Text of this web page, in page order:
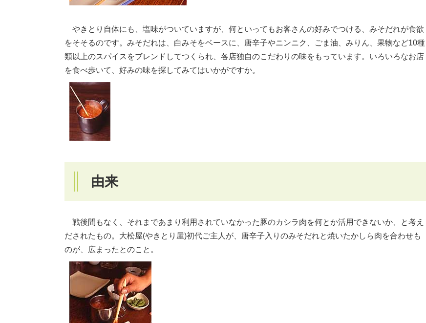
やきとり自体にも、塩味がついていますが、何といってもお客さんの好みでつける、みそだれが食欲
をそそるのです。みそだれは、白みそをベースに、唐辛子やニンニク、ごま油、みりん、果物など10種
類以上のスパイスをブレンドしてつくられ、各店独自のこだわりの味をもっています。いろいろなお店
を食べ歩いて、好みの味を探してみてはいかがですか。
由来
戦後間もなく、それまであまり利用されていなかった豚のカシラ肉を何とか活用できないか、と考え
だされたもの。大松屋(やきとり屋)初代ご主人が、唐辛子入りのみそだれと焼いたかしら肉を合わせも
のが、広まったとのこと。